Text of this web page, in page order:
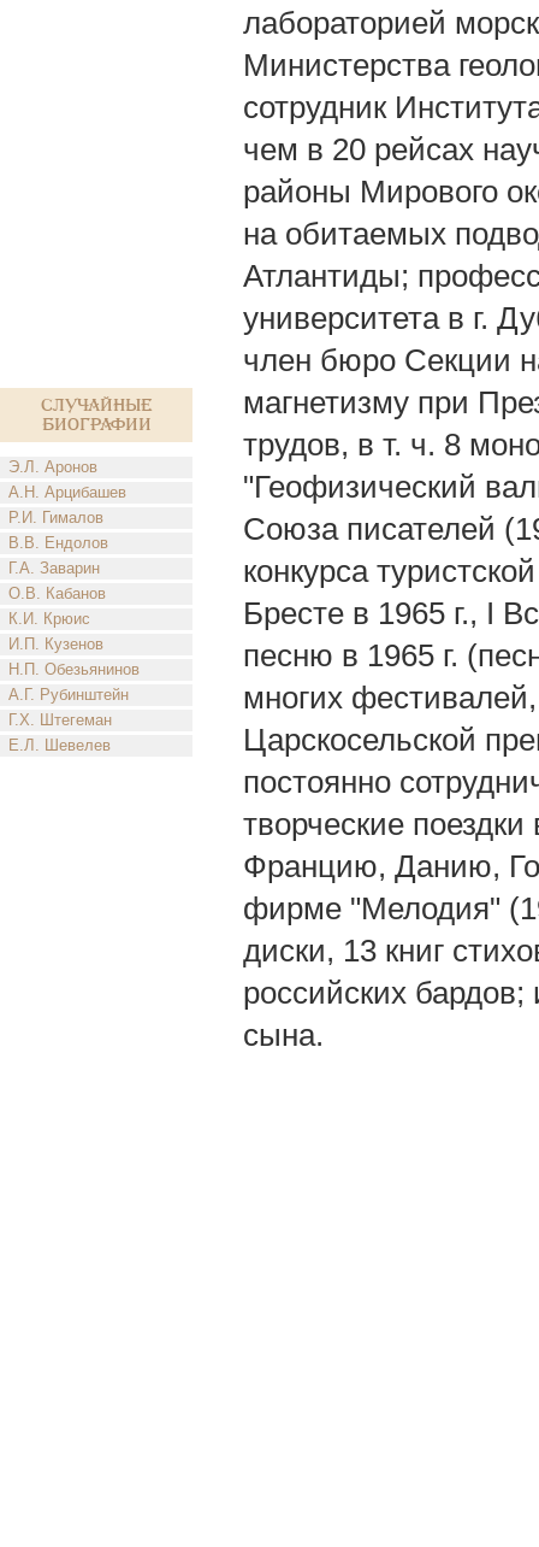
Случайные
биографии
Э.Л. Аронов
А.Н. Арцибашев
Р.И. Гималов
В.В. Ендолов
Г.А. Заварин
О.В. Кабанов
К.И. Крюис
И.П. Кузенов
Н.П. Обезьянинов
А.Г. Рубинштейн
Г.Х. Штегеман
Е.Л. Шевелев
лабораторией
Министерства
сотрудник
чем в 20 рейсах
районы Мирового
на обитаемых
Атлантиды;
университета в г.
член бюро Секции
магнетизму при
трудов, в т. ч. 8
"Геофизический
Союза писателей
конкурса
Бресте в 1965 г., I
песню в 1965 г.
многих
Царскосельской
постоянно
творческие
Францию, Данию,
фирме "Мелодия"
диски, 13 книг
российских
сына.